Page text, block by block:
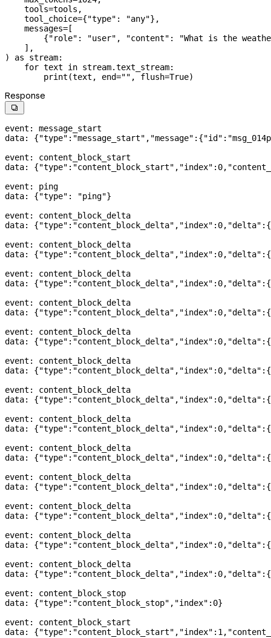
    tools
=tools,
    tool_choice
={"type" : "any"},
    messages
= [
        {
"role" : "user" , "content" :
"What is the
    ],
) as stream:
    for
text in stream.text_stream:
        print
(text, end="" , flush=True)
Response

event: message_start
data: {"type" : "message_start" , "message" :{"id" :
event: content_block_start
data: {"type" : "content_block_start" , "index" : 0,
event: ping
data: {"type" : "ping"}
event: content_block_delta
data: {"type" : "content_block_delta" , "index" : 0, "delta" :{
event: content_block_delta
data: {"type" : "content_block_delta" , "index" : 0, "delta" :{
event: content_block_delta
data: {"type" : "content_block_delta" , "index" : 0, "delta" :{
event: content_block_delta
data: {"type" : "content_block_delta" , "index" : 0, "delta" :{
event: content_block_delta
data: {"type" : "content_block_delta" , "index" : 0, "delta" :{
event: content_block_delta
data: {"type" : "content_block_delta" , "index" : 0, "delta" :{
event: content_block_delta
data: {"type" : "content_block_delta" , "index" : 0, "delta" :{
event: content_block_delta
data: {"type" : "content_block_delta" , "index" : 0, "delta" :{
event: content_block_delta
data: {"type" : "content_block_delta" , "index" : 0, "delta" :{
event: content_block_delta
data: {"type" : "content_block_delta" , "index" : 0, "delta" :{
event: content_block_delta
data: {"type" : "content_block_delta" , "index" : 0, "delta" :{
event: content_block_delta
data: {"type" : "content_block_delta" , "index" : 0, "delta" :{
event: content_block_delta
data: {"type" : "content_block_delta" , "index" : 0, "delta" :{
event: content_block_stop
data: {"type" : "content_block_stop" , "index" : 0}
event: content_block_start
data: {"type" : "content_block_start" , "index" : 1 ,